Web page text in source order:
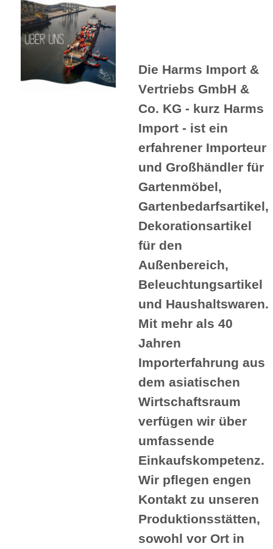
Die Harms Import &
Vertriebs GmbH &
Co. KG - kurz Harms
Import - ist ein
erfahrener Importeur
und Großhändler für
Gartenmöbel,
Gartenbedarfsartikel,
Dekorationsartikel
für den
Außenbereich,
Beleuchtungsartikel
und Haushaltswaren.
Mit mehr als 40
Jahren
Importerfahrung aus
dem asiatischen
Wirtschaftsraum
verfügen wir über
umfassende
Einkaufskompetenz.
Wir pflegen engen
Kontakt zu unseren
Produktionsstätten,
sowohl vor Ort in